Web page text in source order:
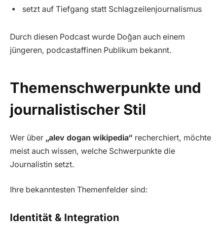
setzt auf Tiefgang statt Schlagzeilenjournalismus
Durch diesen Podcast wurde Doğan auch einem
jüngeren, podcastaffinen Publikum bekannt.
Themenschwerpunkte und
journalistischer Stil
Wer über „alev dogan wikipedia“ recherchiert, möchte
meist auch wissen, welche Schwerpunkte die
Journalistin setzt.
Ihre bekanntesten Themenfelder sind:
Identität & Integration